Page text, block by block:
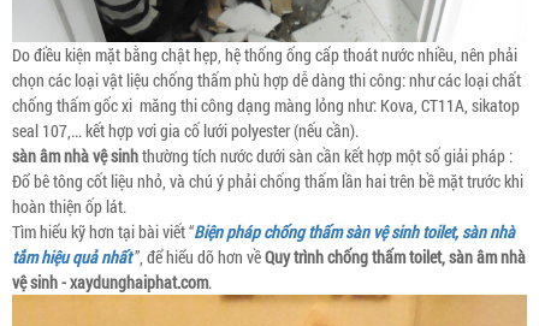
Do điều kiện mặt bằng chật hẹp, hệ thống ống cấp thoát nước nhiều, nên phải
chọn các loại vật liệu chống thấm phù hợp dễ dàng thi công: như các loại chất
chống thấm gốc xi măng thi công dạng màng lỏng như: Kova, CT11A, sikatop
seal 107,... kết hợp vơi gia cố lưới polyester (nếu cần).
sàn âm nhà vệ sinhthường tích nước dưới sàn cần kết hợp một số giải pháp :
Đổ bê tông cốt liệu nhỏ, và chú ý phải chống thấm lần hai trên bề mặt trước khi
hoàn thiện ốp lát.
Tìm hiểu kỹ hơn tại bài viết “Biện pháp chống thấm sàn vệ sinh toilet, sàn nhà
tắm hiệu quả nhất”, để hiểu dõ hơn vềQuy trình chống thấm toilet, sàn âm nhà
vệ sinh - xaydunghaiphat.com.